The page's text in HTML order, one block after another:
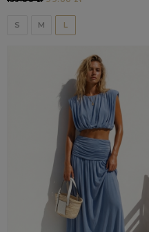
S M L